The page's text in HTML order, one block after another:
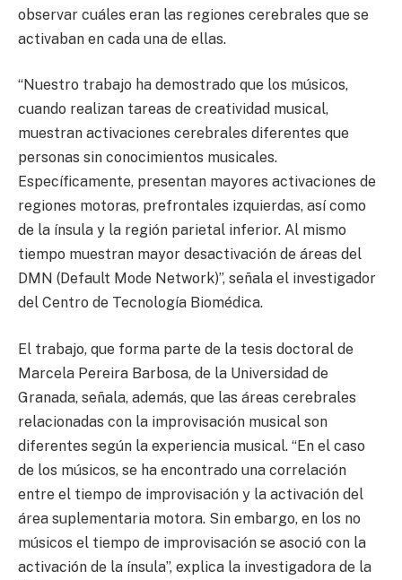
observar cuáles eran las regiones cerebrales que se
activaban en cada una de ellas.
“Nuestro trabajo ha demostrado que los músicos,
cuando realizan tareas de creatividad musical,
muestran activaciones cerebrales diferentes que
personas sin conocimientos musicales.
Específicamente, presentan mayores activaciones de
regiones motoras, prefrontales izquierdas, así como
de la ínsula y la región parietal inferior. Al mismo
tiempo muestran mayor desactivación de áreas del
DMN (Default Mode Network)”, señala el investigador
del Centro de Tecnología Biomédica.
El trabajo, que forma parte de la tesis doctoral de
Marcela Pereira Barbosa, de la Universidad de
Granada, señala, además, que las áreas cerebrales
relacionadas con la improvisación musical son
diferentes según la experiencia musical. “En el caso
de los músicos, se ha encontrado una correlación
entre el tiempo de improvisación y la activación del
área suplementaria motora. Sin embargo, en los no
músicos el tiempo de improvisación se asoció con la
activación de la ínsula”, explica la investigadora de la